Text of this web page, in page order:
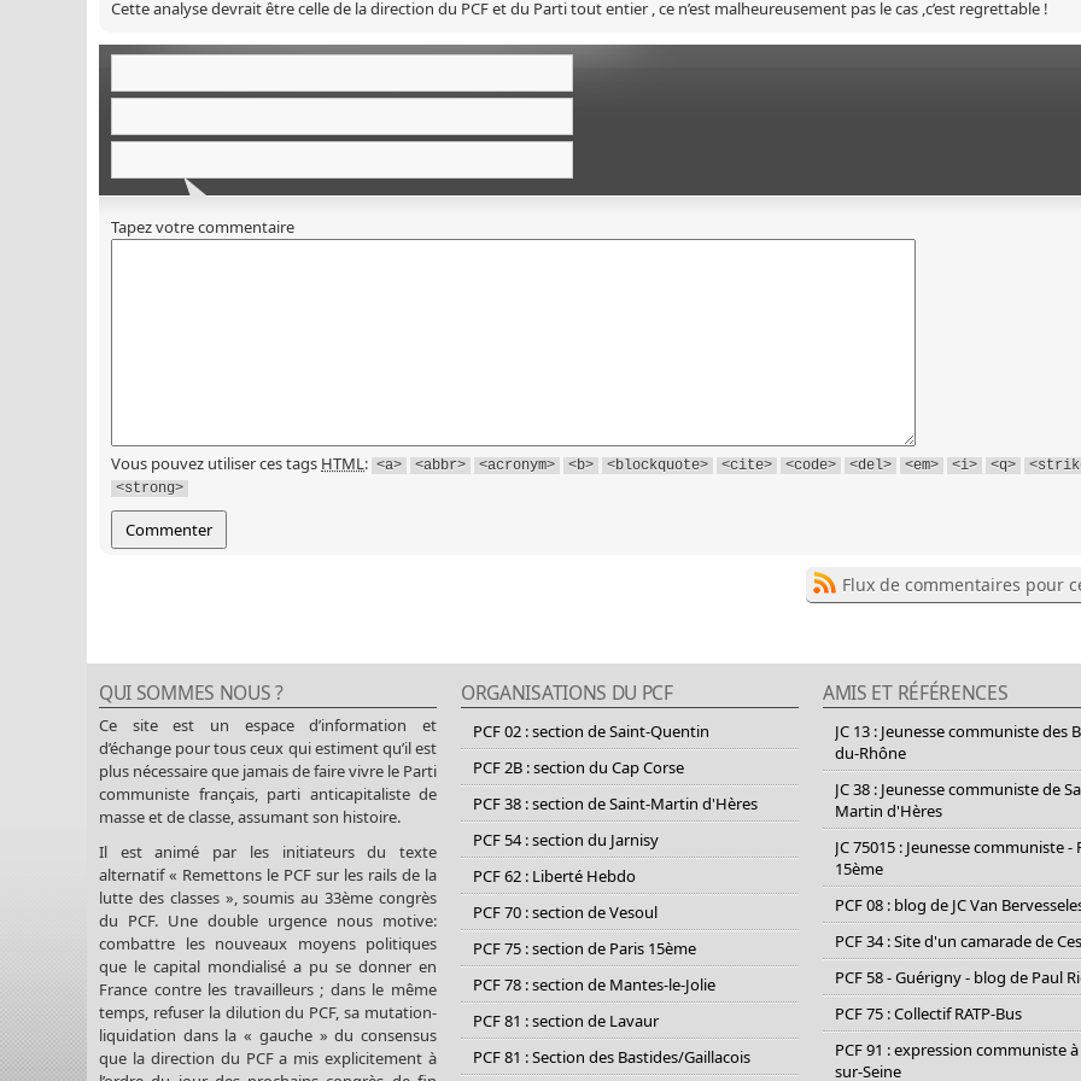
Cette analyse devrait être celle de la direction du PCF et du Parti tout entier , ce n’est malheureusement pas le cas ,c’est regrettable !
Tapez votre commentaire
Vous pouvez utiliser ces tags HTML: <a> <abbr> <acronym> <b> <blockquote> <cite> <code> <del> <em> <i> <q>
<strong>
Flux de commentaires pour
QUI SOMMES NOUS ?
Ce site est un espace d’information et
d’échange pour tous ceux qui estiment qu’il est
plus nécessaire que jamais de faire vivre le Parti
communiste français, parti anticapitaliste de
masse et de classe, assumant son histoire.
Il est animé par les initiateurs du texte
alternatif « Remettons le PCF sur les rails de la
lutte des classes », soumis au 33ème congrès
du PCF. Une double urgence nous motive:
combattre les nouveaux moyens politiques
que le capital mondialisé a pu se donner en
France contre les travailleurs ; dans le même
temps, refuser la dilution du PCF, sa mutation-
liquidation dans la « gauche » du consensus
que la direction du PCF a mis explicitement à
ORGANISATIONS DU PCF
PCF 02 : section de Saint-Quentin
PCF 2B : section du Cap Corse
PCF 38 : section de Saint-Martin d'Hères
PCF 54 : section du Jarnisy
PCF 62 : Liberté Hebdo
PCF 70 : section de Vesoul
PCF 75 : section de Paris 15ème
PCF 78 : section de Mantes-le-Jolie
PCF 81 : section de Lavaur
PCF 81 : Section des Bastides/Gaillacois
AMIS ET RÉFÉRENCES
JC 13 : Jeunesse communiste des
du-Rhône
JC 38 : Jeunesse communiste de
Martin d'Hères
JC 75015 : Jeunesse communiste -
15ème
PCF 08 : blog de JC Van
PCF 34 : Site d'un camarade de
PCF 58 - Guérigny - blog de Paul
PCF 75 : Collectif RATP-Bus
PCF 91 : expression communiste
sur-Seine